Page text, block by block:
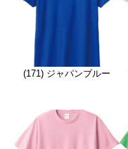
(171) ジャパンブルー